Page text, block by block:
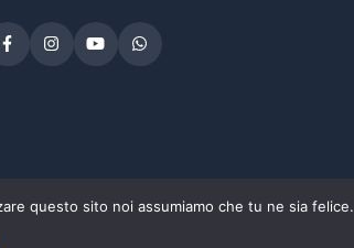
questo sito noi assumiamo che tu ne sia felice.